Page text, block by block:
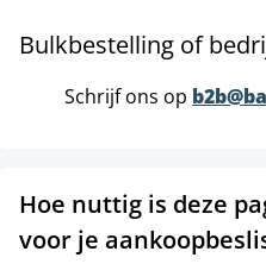
Bulkbestelling of
Schrijf ons op
Hoe nuttig is deze
voor je